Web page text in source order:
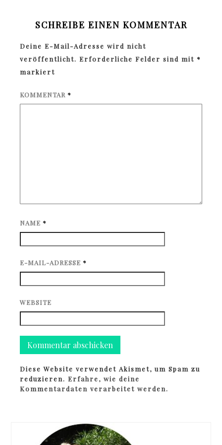
SCHREIBE EINEN KOMMENTAR
Deine E-Mail-Adresse wird nicht
veröffentlicht. Erforderliche Felder sind mit *
markiert
KOMMENTAR *
NAME *
E-MAIL-ADRESSE *
WEBSITE
Diese Website verwendet Akismet, um Spam zu
reduzieren.Erfahre, wie deine
Kommentardaten verarbeitet werden.